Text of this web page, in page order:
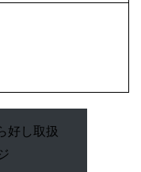
好し取扱